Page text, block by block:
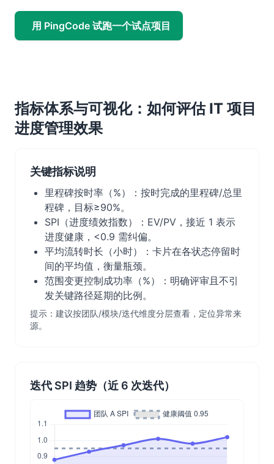
用 PingCode 试跑一个试点项目
指标体系与可视化：如何评估 IT 项目
进度管理效果
关键指标说明
里程碑按时率（%）：按时完成的里程碑/总里
程碑，目标≥90%。
SPI（进度绩效指数）：EV/PV，接近 1 表示
进度健康，<0.9 需纠偏。
平均流转时长（小时）：卡片在各状态停留时
间的平均值，衡量瓶颈。
范围变更控制成功率（%）：明确评审且不引
发关键路径延期的比例。
提示：建议按团队/模块/迭代维度分层查看，定位异常来
源。
迭代 SPI 趋势（近 6 次迭代）